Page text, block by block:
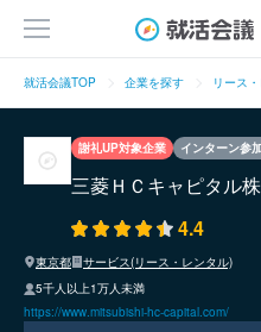
就活会議TOP 企業を探す リース
謝礼UP対象企業 インターン参
三菱ＨＣキャピタル
4.4
東京都
サービス(リース・レンタル)
5千人以上1万人未満
https://www.mitsubishi-hc-capital.com/